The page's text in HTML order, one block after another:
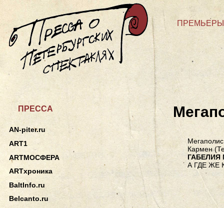
ПРЕМЬЕРЫ
Кармен
ГАБЕЛИЯ
А ГДЕ ЖЕ
ПРЕССА
AN-piter.ru
ART1
ARTМОСФЕРА
ARTхроника
BaltInfo.ru
Belcanto.ru